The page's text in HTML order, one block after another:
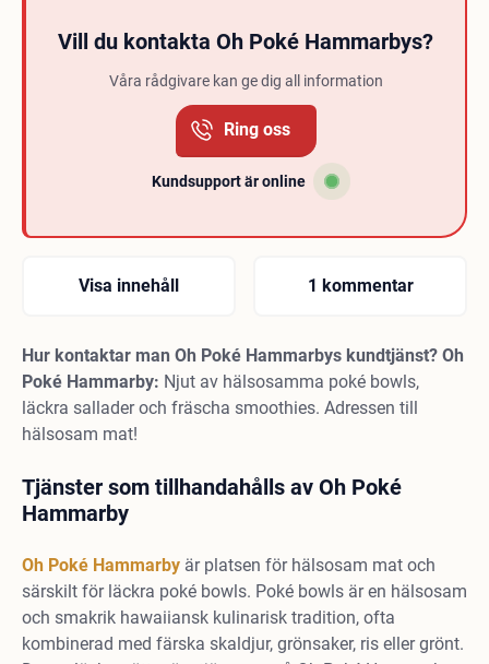
Vill du kontakta Oh Poké Hammarbys?
Våra rådgivare kan ge dig all information
Ring oss
Kundsupport är online
Visa innehåll 1 kommentar
Hur kontaktar man Oh Poké Hammarbys kundtjänst? Oh
Poké Hammarby: Njut av hälsosamma poké bowls,
läckra sallader och fräscha smoothies. Adressen till
hälsosam mat!
Tjänster som tillhandahålls av Oh Poké
Hammarby
Oh Poké Hammarby är platsen för hälsosam mat och
särskilt för läckra poké bowls. Poké bowls är en hälsosam
och smakrik hawaiiansk kulinarisk tradition, ofta
kombinerad med färska skaldjur, grönsaker, ris eller grönt.